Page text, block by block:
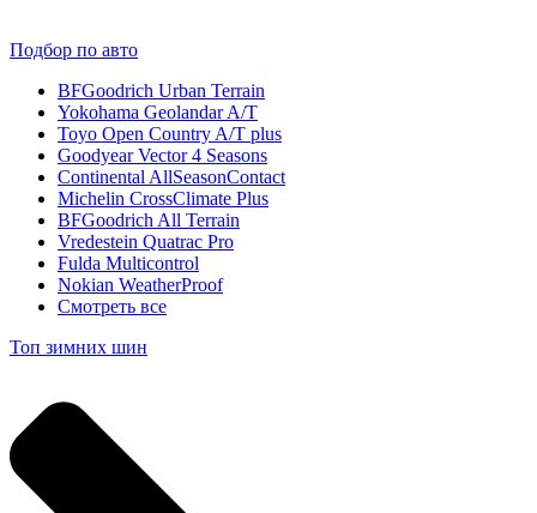
Подбор по авто
BFGoodrich Urban Terrain
Yokohama Geolandar A/T
Toyo Open Country A/T plus
Goodyear Vector 4 Seasons
Continental AllSeasonContact
Michelin CrossClimate Plus
BFGoodrich All Terrain
Vredestein Quatrac Pro
Fulda Multicontrol
Nokian WeatherProof
Смотреть все
Топ зимних шин